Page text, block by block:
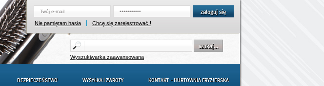
zaloguj się
Nie pamiętam hasła Chcę się zarejestrować !
szukaj...
Wyszukiwarka zaawansowana
BEZPIECZEŃSTWO WYSYŁKA I ZWROTY KONTAKT – HURTOWNIA FRYZJERSKA